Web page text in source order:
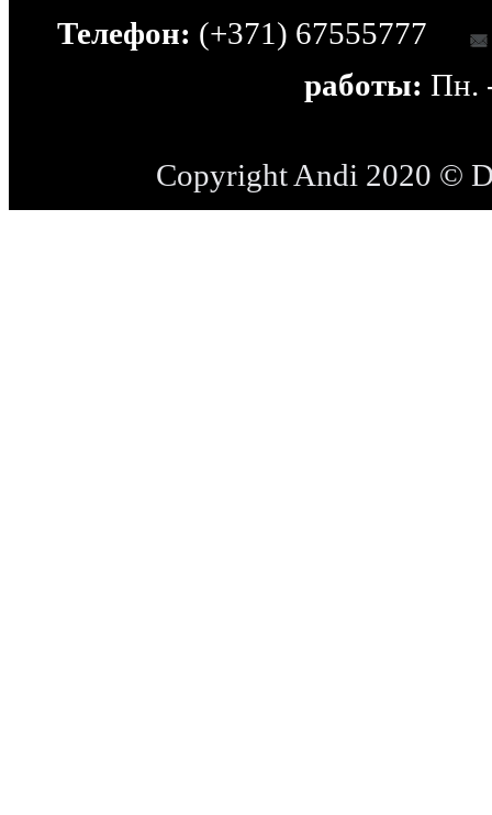
Телефон: (+371) 67555777
работы: Пн.
Copyright Andi 2020 ©